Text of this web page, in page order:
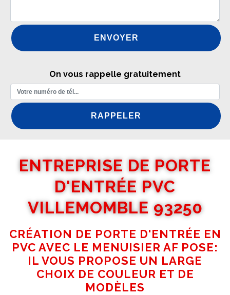
On vous rappelle gratuitement
ENTREPRISE DE PORTE
D'ENTRÉE PVC
VILLEMOMBLE 93250
CRÉATION DE PORTE D'ENTRÉE EN
PVC AVEC LE MENUISIER AF POSE:
IL VOUS PROPOSE UN LARGE
CHOIX DE COULEUR ET DE
MODÈLES